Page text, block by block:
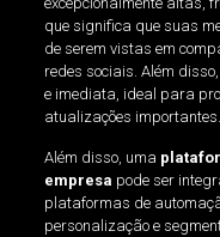
que significa que suas
de serem vistas em
redes sociais. Além
e imediata, ideal para
atualizações importantes.
Além disso, uma
empresa pode ser
plataformas de
personalização e